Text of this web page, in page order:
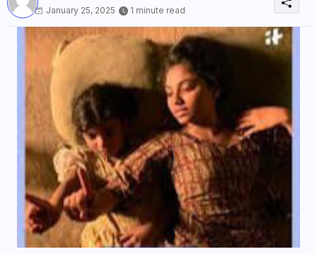
January 25, 2025
1 minute read